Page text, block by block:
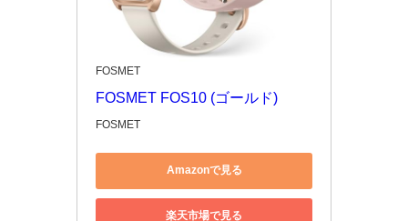
FOSMET
FOSMET FOS10 (ゴールド)
FOSMET
Amazonで見る
楽天市場で見る